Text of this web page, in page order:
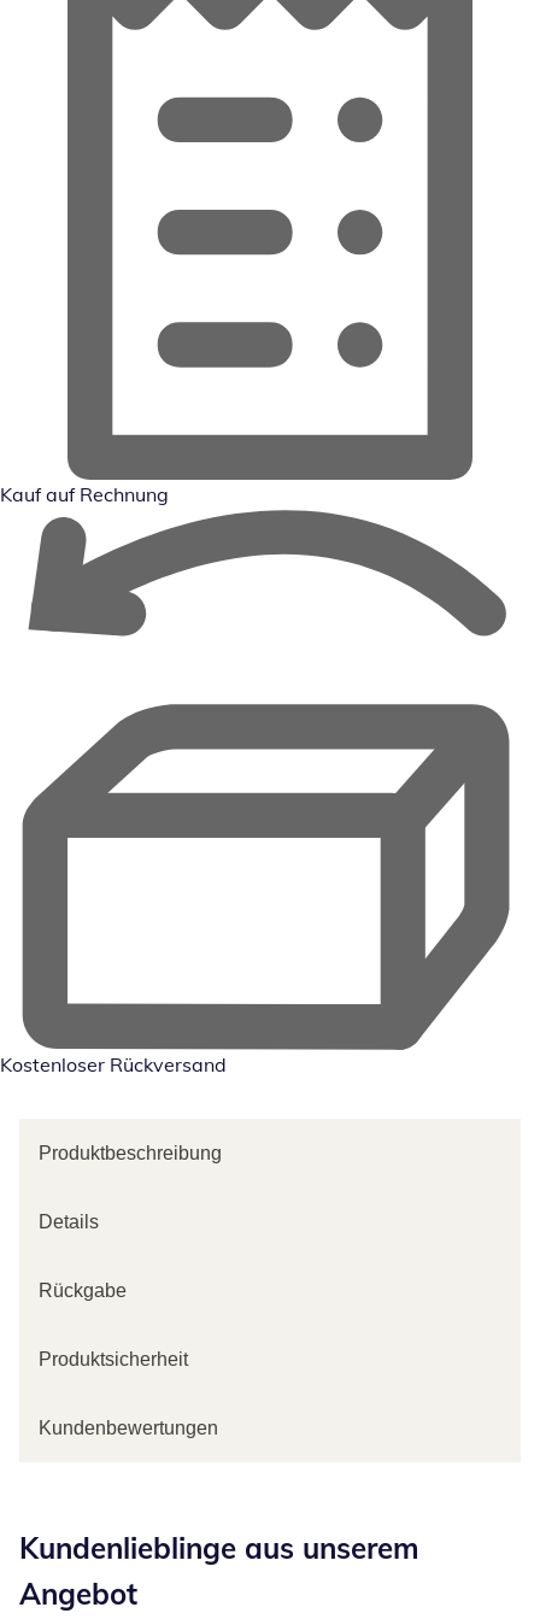
Kauf auf Rechnung
Kostenloser Rückversand
Produktbeschreibung
Details
Rückgabe
Produktsicherheit
Kundenbewertungen
Kundenlieblinge aus unserem
Angebot